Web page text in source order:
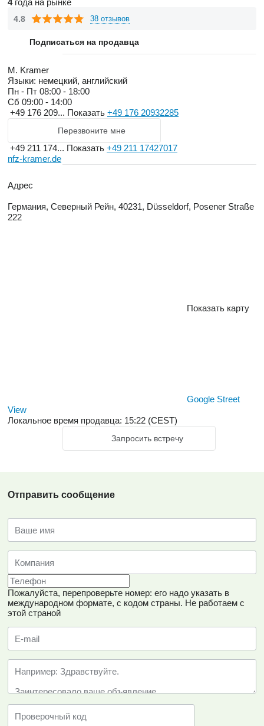
4года на рынке
4.8 38 отзывов
Подписаться на продавца
M. Kramer
Языки: немецкий, английский
Пн - Пт 08:00 - 18:00
Сб 09:00 - 14:00
+49 176 209... Показать +49 176 20932285
Перезвоните мне
+49 211 174... Показать +49 211 17427017
nfz-kramer.de
Адрес
Германия, Северный Рейн, 40231, Düsseldorf, Posener Straße
222
Показать карту
Google Street
View
Локальное время продавца: 15:22 (CEST)
Запросить встречу
Отправить сообщение
Пожалуйста, перепроверьте номер: его надо указать в
международном формате, с кодом страны. Не работаем с
этой страной